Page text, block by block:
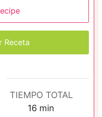
Receta
TIEMPO TOTAL
16 m
min